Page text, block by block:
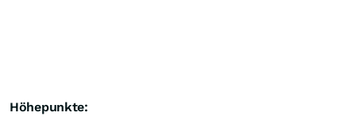
Höhepunkte: